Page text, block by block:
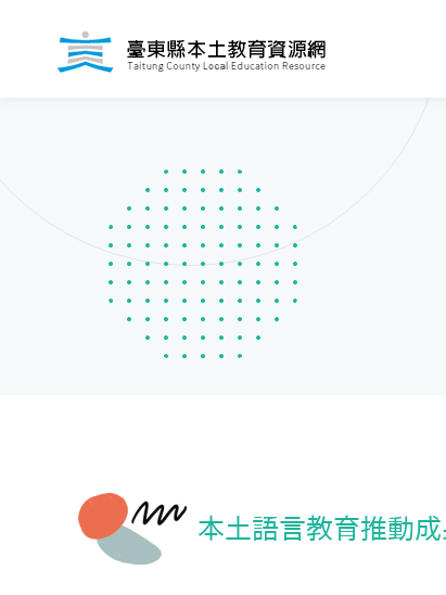
本土語言教育推動成